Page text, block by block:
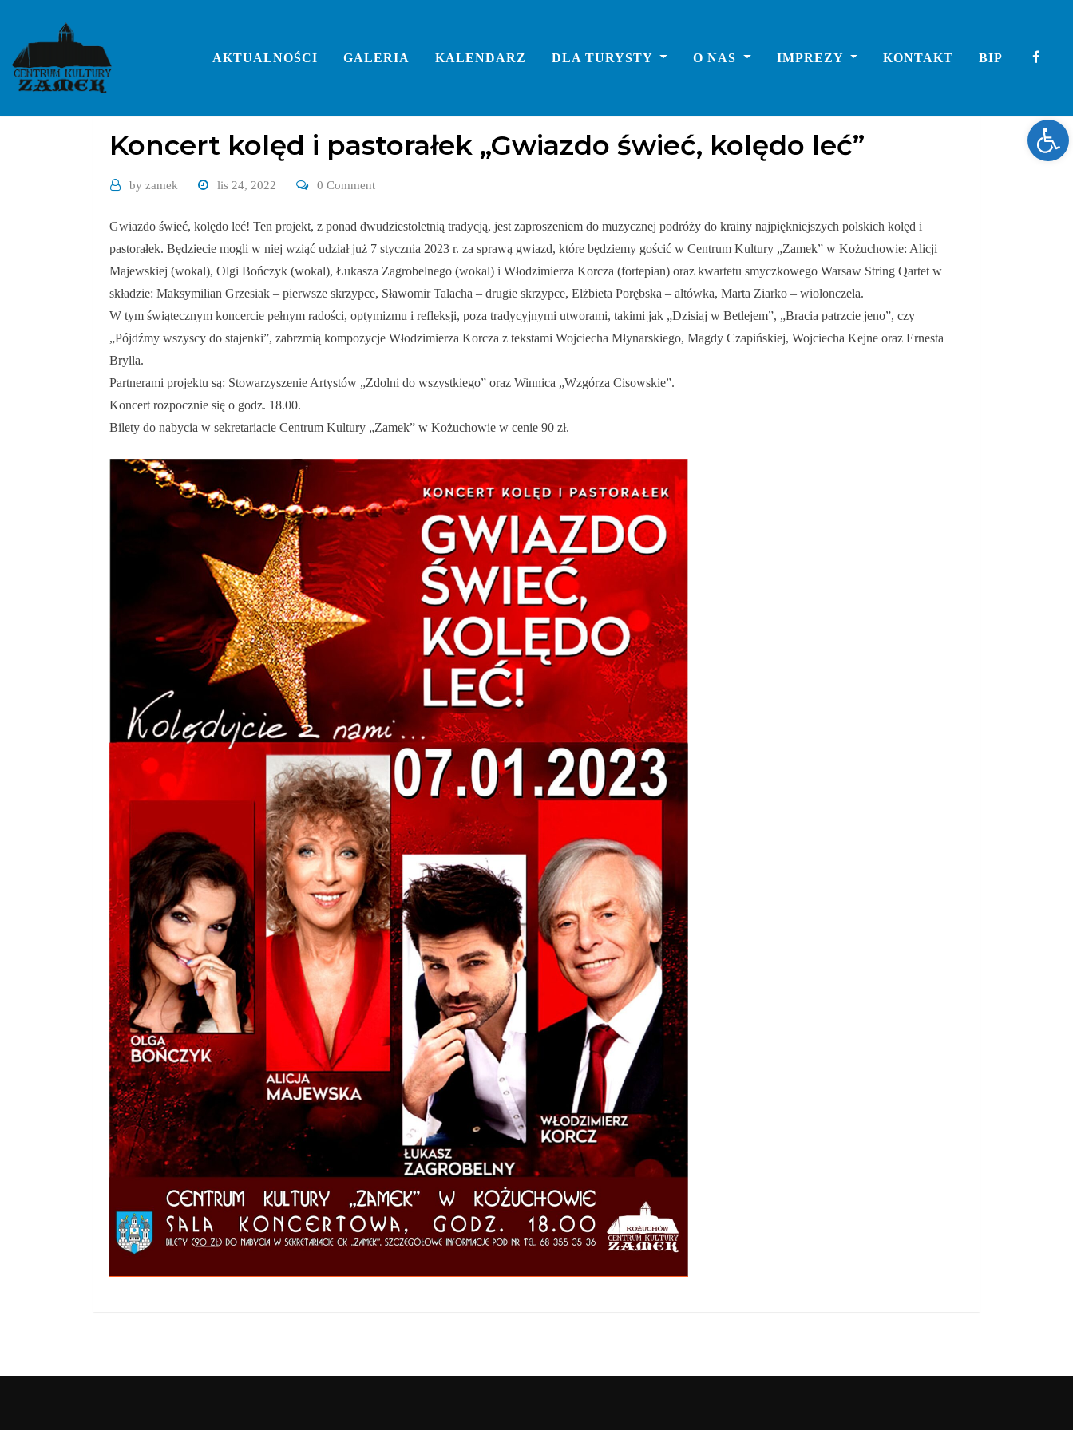
content
AKTUALNOŚCI GALERIA KALENDARZ DLA TURYSTY O NAS IMPREZY KONTAKT BIP
Koncert kolęd i pastorałek „Gwiazdo świeć, kolędo leć”
by zamek lis 24, 2022 0 Comment
Gwiazdo świeć, kolędo leć! Ten projekt, z ponad dwudziestoletnią tradycją, jest zaproszeniem do muzycznej podróży do krainy najpiękniejszych polskich kolęd i
pastorałek. Będziecie mogli w niej wziąć udział już 7 stycznia 2023 r. za sprawą gwiazd, które będziemy gościć w Centrum Kultury „Zamek” w Kożuchowie: Alicji
Majewskiej (wokal), Olgi Bończyk (wokal), Łukasza Zagrobelnego (wokal) i Włodzimierza Korcza (fortepian) oraz kwartetu smyczkowego Warsaw String Qartet w
składzie: Maksymilian Grzesiak – pierwsze skrzypce, Sławomir Talacha – drugie skrzypce, Elżbieta Porębska – altówka, Marta Ziarko – wiolonczela.
W tym świątecznym koncercie pełnym radości, optymizmu i refleksji, poza tradycyjnymi utworami, takimi jak „Dzisiaj w Betlejem”, „Bracia patrzcie jeno”, czy
„Pójdźmy wszyscy do stajenki”, zabrzmią kompozycje Włodzimierza Korcza z tekstami Wojciecha Młynarskiego, Magdy Czapińskiej, Wojciecha Kejne oraz Ernesta
Brylla.
Partnerami projektu są: Stowarzyszenie Artystów „Zdolni do wszystkiego” oraz Winnica „Wzgórza Cisowskie”.
Koncert rozpocznie się o godz. 18.00.
Bilety do nabycia w sekretariacie Centrum Kultury „Zamek” w Kożuchowie w cenie 90 zł.